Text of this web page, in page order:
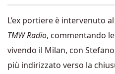
L’ex portiere è intervenuto
TMW Radio, commentando
vivendo il Milan, con
più indirizzato verso la